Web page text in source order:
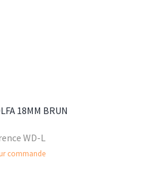
18MM BRUN
WD-L
commande